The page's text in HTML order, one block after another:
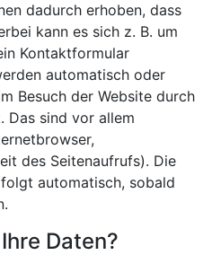
dadurch erhoben, dass
kann es sich z. B. um
Kontaktformular
automatisch oder
Besuch der Website durch
Das sind vor allem
des Seitenaufrufs). Die
automatisch, sobald
Daten?